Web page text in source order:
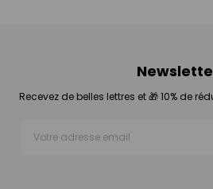
Recevez de belles lettres et 🎁 10% de